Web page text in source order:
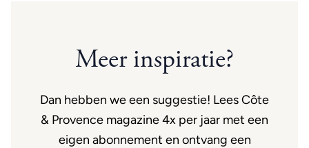
Meer inspiratie?
Dan hebben we een suggestie! Lees Côte
& Provence magazine 4x per jaar met een
eigen abonnement en ontvang een